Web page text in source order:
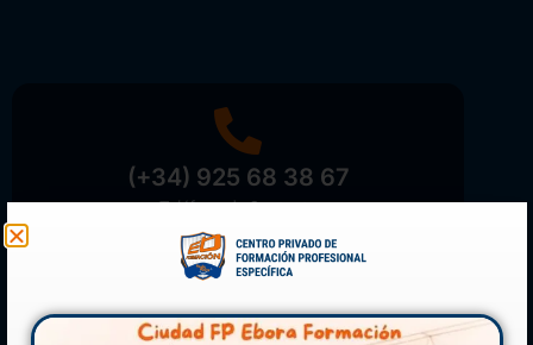
(+34) 925 68 38 67
Teléfono de Contacto